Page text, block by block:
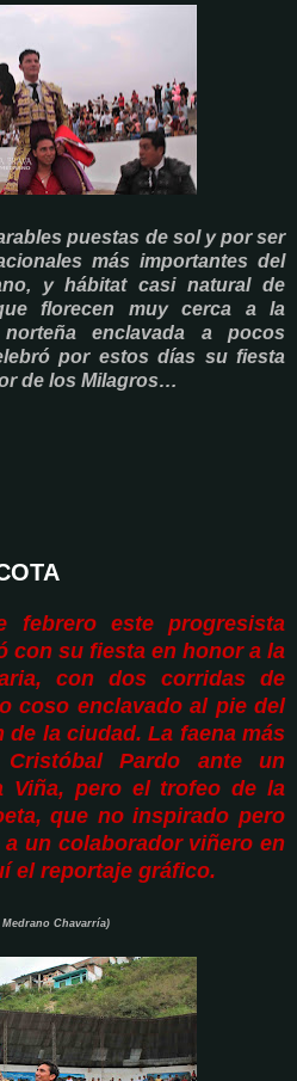
puestas de sol y por ser
más importantes del
y hábitat casi natural de
florecen muy cerca a la
enclavada a pocos
por estos días su fiesta
de los Milagros…
este progresista
con su fiesta en honor a la
con dos corridas de
coso enclavado al pie del
la ciudad. La faena más
Pardo ante un
Viña, pero el trofeo de la
que no inspirado pero
un colaborador viñero en
el reportaje gráfico.
Chavarría)